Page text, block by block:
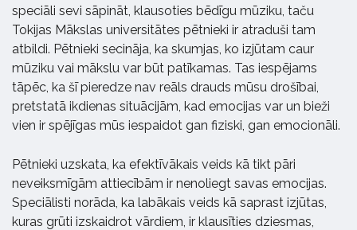
speciāli sevi sāpināt, klausoties bēdīgu mūziku, taču
Tokijas Mākslas universitātes pētnieki ir atraduši tam
atbildi. Pētnieki secināja, ka skumjas, ko izjūtam caur
mūziku vai mākslu var būt patīkamas. Tas iespējams
tāpēc, ka šī pieredze nav reāls drauds mūsu drošībai,
pretstatā ikdienas situācijām, kad emocijas var un bieži
vien ir spējīgas mūs iespaidot gan fiziski, gan emocionāli.
Pētnieki uzskata, ka efektīvākais veids kā tikt pāri
neveiksmīgām attiecībām ir nenoliegt savas emocijas.
Speciālisti norāda, ka labākais veids kā saprast izjūtas,
kuras grūti izskaidrot vārdiem, ir klausīties dziesmas,